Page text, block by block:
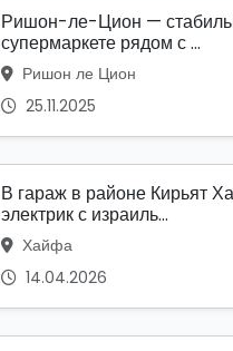
Ришон-ле-Цион —
супермаркете рядом с ...
Ришон ле Цион
25.11.2025
В гараж в районе Кирьят
электрик с израиль...
Хайфа
14.04.2026